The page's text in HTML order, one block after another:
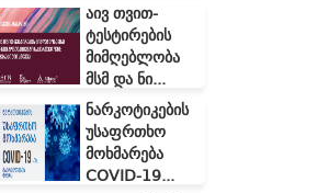
აივ თვით-
ტესტირების
მიმღებლობა
მსმ და ნი...
ნარკოტიკების
უსაფრთხო
მოხმარება
COVID-19...